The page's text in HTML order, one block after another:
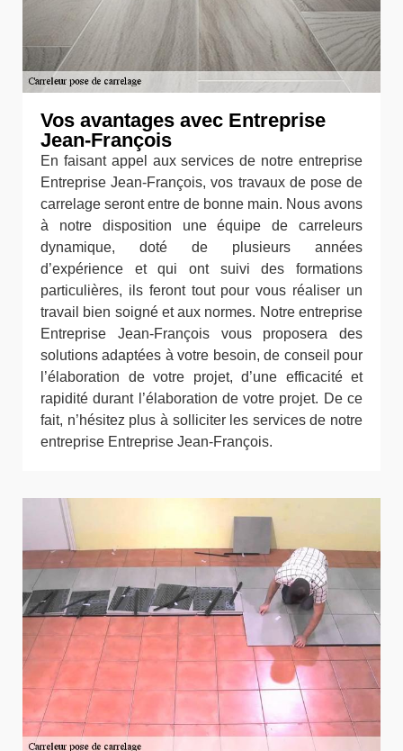
Vos avantages avec Entreprise
Jean-François
En faisant appel aux services de notre entreprise
Entreprise Jean-François, vos travaux de pose de
carrelage seront entre de bonne main. Nous avons
à notre disposition une équipe de carreleurs
dynamique, doté de plusieurs années
d’expérience et qui ont suivi des formations
particulières, ils feront tout pour vous réaliser un
travail bien soigné et aux normes. Notre entreprise
Entreprise Jean-François vous proposera des
solutions adaptées à votre besoin, de conseil pour
l’élaboration de votre projet, d’une efficacité et
rapidité durant l’élaboration de votre projet. De ce
fait, n’hésitez plus à solliciter les services de notre
entreprise Entreprise Jean-François.